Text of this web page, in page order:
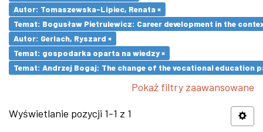
Autor: Tomaszewska-Lipiec, Renata ×
Temat: Bogusław Pietrulewicz: Career development in the
Autor: Gerlach, Ryszard ×
Temat: gospodarka oparta na wiedzy ×
Temat: Andrzej Bogaj: The change of the vocational education
Pokaż filtry zaawansowane
Wyświetlanie pozycji 1-1 z 1